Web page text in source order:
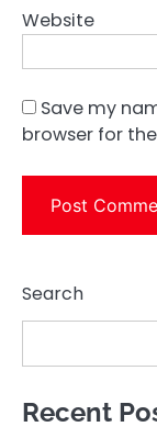
Website
Save my
browser for
Search
Recent